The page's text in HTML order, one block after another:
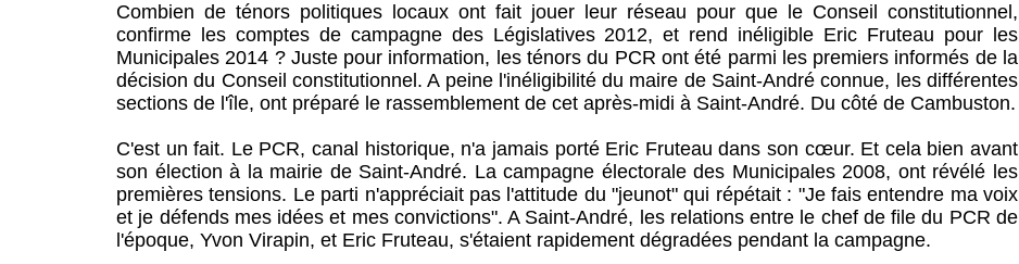
Combien de ténors politiques locaux ont fait jouer leur réseau pour que le Conseil constitutionnel,
confirme les comptes de campagne des Législatives 2012, et rend inéligible Eric Fruteau pour les
Municipales 2014 ? Juste pour information, les ténors du PCR ont été parmi les premiers informés de la
décision du Conseil constitutionnel. A peine l'inéligibilité du maire de Saint-André connue, les différentes
sections de l'île, ont préparé le rassemblement de cet après-midi à Saint-André. Du côté de Cambuston.
C'est un fait. Le PCR, canal historique, n'a jamais porté Eric Fruteau dans son cœur. Et cela bien avant
son élection à la mairie de Saint-André. La campagne électorale des Municipales 2008, ont révélé les
premières tensions. Le parti n'appréciait pas l'attitude du "jeunot" qui répétait : "Je fais entendre ma voix
et je défends mes idées et mes convictions". A Saint-André, les relations entre le chef de file du PCR de
l'époque, Yvon Virapin, et Eric Fruteau, s'étaient rapidement dégradées pendant la campagne.